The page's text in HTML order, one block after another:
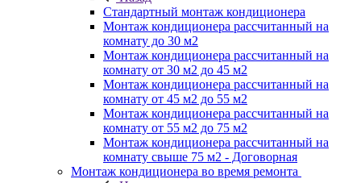
Стандартный монтаж кондиционера
Монтаж кондиционера рассчитанный на
комнату до 30 м2
Монтаж кондиционера рассчитанный на
комнату от 30 м2 до 45 м2
Монтаж кондиционера рассчитанный на
комнату от 45 м2 до 55 м2
Монтаж кондиционера рассчитанный на
комнату от 55 м2 до 75 м2
Монтаж кондиционера рассчитанный на
комнату свыше 75 м2 - Договорная
Монтаж кондиционера во время ремонта